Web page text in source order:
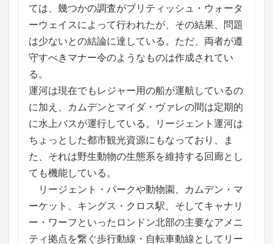
ては、幾つかの調査がブリティッシュ・ウォータ
ーウェイスによって行われたが、その結果、問題
は少ないとの結論に達している。ただ、両者が遵
守すべきマナー令のようなものは作成されてい
る。
運河は現在でもレジャー用の船が運航しているの
に加え、カムデンとマイダ・ヴァレの間は定期的
に水上バスが運行している。リージェント運河は
ちょっとした都市観光資源にもなっており、ま
た、それは野生動物の生態系を維持する回廊とし
ても機能している。
リージェント・パークや動物園、カムデン・マ
ーケット、キングス・クロス駅、そしてキャナリ
ー・ワーフといったロンドン北部の主要なアメニ
ティ拠点を繋ぐ歩行動線・自転車動線としてリー